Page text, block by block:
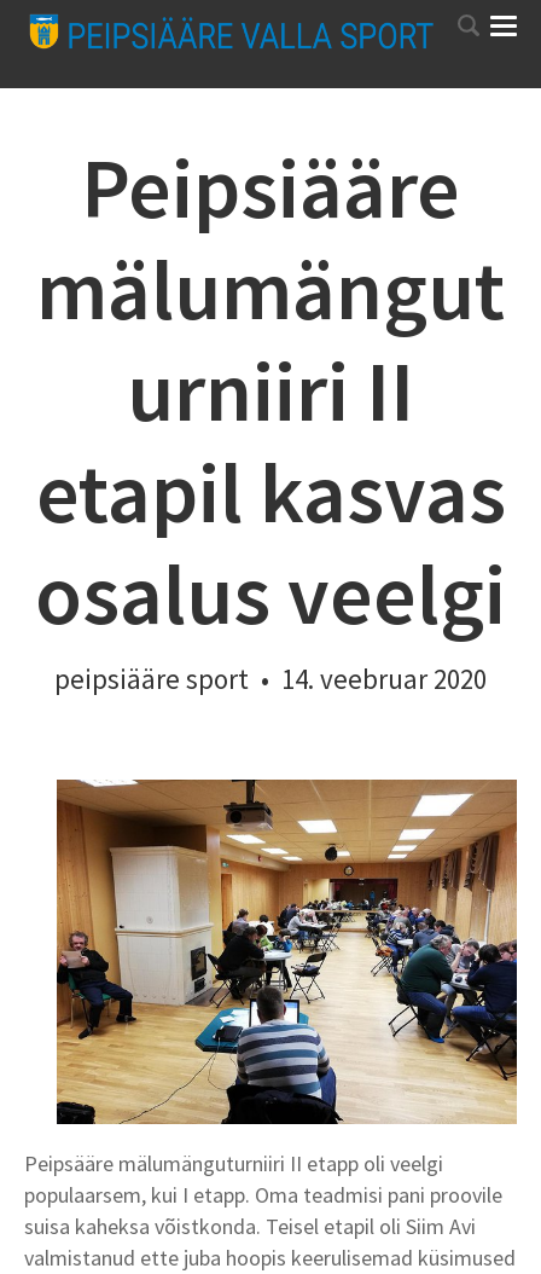
Peipsiääre
mälumängut
urniiri II
etapil kasvas
osalus veelgi
peipsiääre sport • 14. veebruar 2020
Peipsääre mälumänguturniiri II etapp oli veelgi
populaarsem, kui I etapp. Oma teadmisi pani proovile
suisa kaheksa võistkonda. Teisel etapil oli Siim Avi
valmistanud ette juba hoopis keerulisemad küsimused